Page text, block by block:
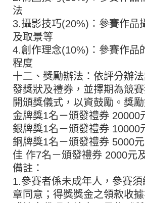
法
3.攝影技巧(20%)：參賽作品
及取景等
4.創作理念(10%)：參賽作品
程度
十二、獎勵辦法：依評分辦
發獎狀及禮券，並擇期為競
開頒獎儀式，以資鼓勵。獎勵
金牌獎1名－頒發禮券 20000
銀牌獎1名－頒發禮券 10000
銅牌獎1名－頒發禮券 5000
佳 作7名－頒發禮券 2000元
備註：
1.參賽者係未成年人，參賽
章同意；得獎獎金之領款收